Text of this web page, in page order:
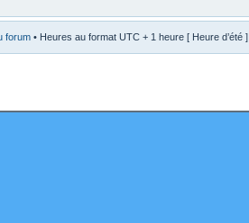
forum • Heures au format UTC + 1 heure [ Heure d’été ]